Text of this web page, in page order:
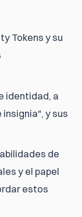
Tokens y su
identidad, a
insignia", y sus
de
y el papel
estos